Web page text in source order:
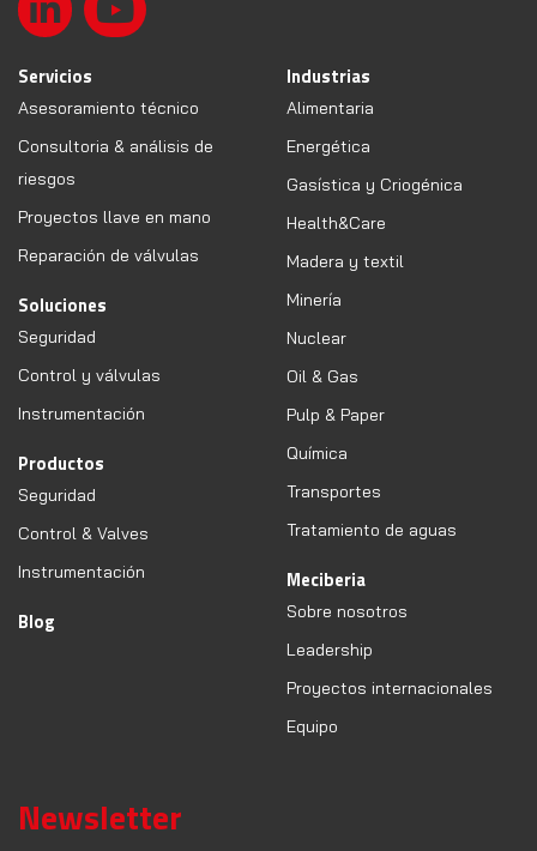
Servicios
Asesoramiento técnico
Consultoria & análisis de
riesgos
Proyectos llave en mano
Reparación de válvulas
Soluciones
Seguridad
Control y válvulas
Instrumentación
Productos
Seguridad
Control & Valves
Instrumentación
Blog
Industrias
Alimentaria
Energética
Gasística y Criogénica
Health&Care
Madera y textil
Minería
Nuclear
Oil & Gas
Pulp & Paper
Química
Transportes
Tratamiento de aguas
Meciberia
Sobre nosotros
Leadership
Proyectos internacionales
Equipo